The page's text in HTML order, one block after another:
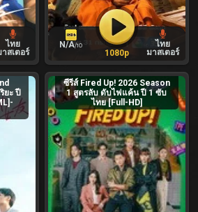
ไทย
สเตอร์
N/A/10
ไทย
มาสเตอร์
1080p
ยะ ปี
ซีรีส์ Fired Up! 2026 Season
1 สูตรลับ ดับไฟแค้น ปี 1 ซับ
ไทย [Full-HD]